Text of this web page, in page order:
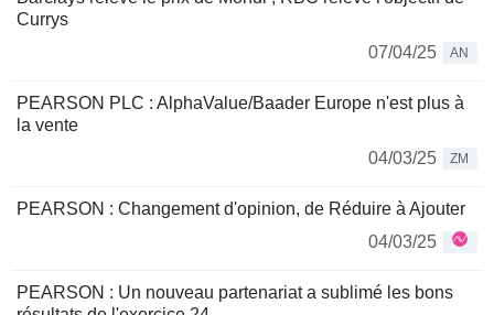
Currys
07/04/25
AN
PEARSON PLC : AlphaValue/Baader Europe n'est plus à
la vente
04/03/25
ZM
PEARSON : Changement d'opinion, de Réduire à Ajouter
04/03/25
PEARSON : Un nouveau partenariat a sublimé les bons